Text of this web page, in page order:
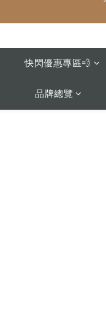
快閃優惠專區💨
品牌總覽